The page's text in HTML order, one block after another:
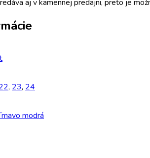
aj v kamennej predajni, preto je
, 23, 24
modrá